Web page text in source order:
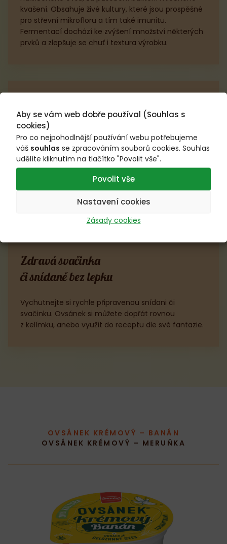
Aby se vám web dobře používal (Souhlas s
cookies)
Pro co nejpohodlnější používání webu potřebujeme
váš souhlas se zpracováním souborů cookies. Souhlas
udělíte kliknutím na tlačítko "Povolit vše".
Povolit vše
Nastavení cookies
Zásady cookies
kvašení. Obsahuje živé kultury, které jsou prospěšné
pro střevní mikrofloru a tím také imunitu.
Fermentací dochází ke zvýšení množství některých
prvků a zlepšuje se chuť i textura výrobku.
Obsahuje betaglukany, které přispívají k udržení
normální hladiny cholesterolu v krvi. Příznivého
účinku je dosaženo na základě denního příjmu 3 g
ovesného betaglukanu. Stále platí, že pro zachování
pevného zdraví je nutné dodržovat zásady zdravého
Zdravá svačinka
či snídaně bez lepku
Vychutnejte si rychle připravenou snídani či
svačinku. Ovsánek si můžete dopřát rovnou
z kelímku, anebo využít do receptu dle své fantazie.
OVSÁNEK KRÉMOVÝ – BANÁN
OVSÁNEK KRÉMOVÝ – MERUŇKA